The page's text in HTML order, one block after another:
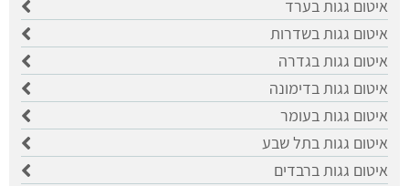
איטום גגות בערד
איטום גגות בשדרות
איטום גגות בגדרה
איטום גגות בדימונה
איטום גגות בעומר
איטום גגות בתל שבע
איטום גגות ברבדים